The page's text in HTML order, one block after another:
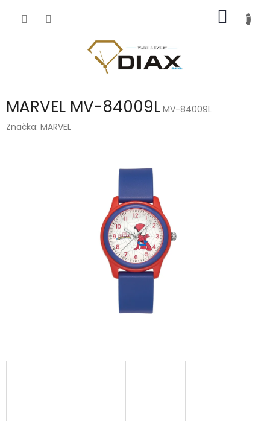
KOŠÍK
MARVEL MV-84009L MV-84009L
Značka: MARVEL